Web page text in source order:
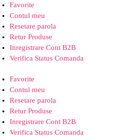
Favorite
Contul meu
Resetare parola
Retur Produse
Inregistrare Cont B2B
Verifica Status Comanda
Favorite
Contul meu
Resetare parola
Retur Produse
Inregistrare Cont B2B
Verifica Status Comanda